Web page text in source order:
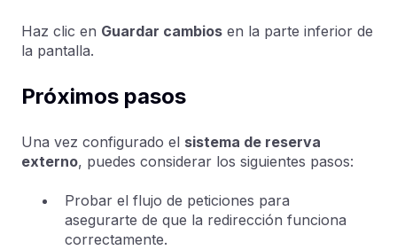
Haz clic en Guardar cambios en la parte inferior de
la pantalla.
Próximos pasos
Una vez configurado el sistema de reserva
externo, puedes considerar los siguientes pasos:
Probar el flujo de peticiones para
asegurarte de que la redirección funciona
correctamente.